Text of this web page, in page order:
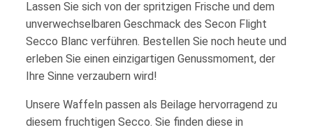
Lassen Sie sich von der spritzigen Frische und dem
unverwechselbaren Geschmack des Secon Flight
Secco Blanc verführen. Bestellen Sie noch heute und
erleben Sie einen einzigartigen Genussmoment, der
Ihre Sinne verzaubern wird!
Unsere Waffeln passen als Beilage hervorragend zu
diesem fruchtigen Secco. Sie finden diese in